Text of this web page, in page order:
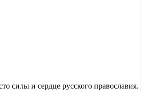
силы и сердце русского православия.